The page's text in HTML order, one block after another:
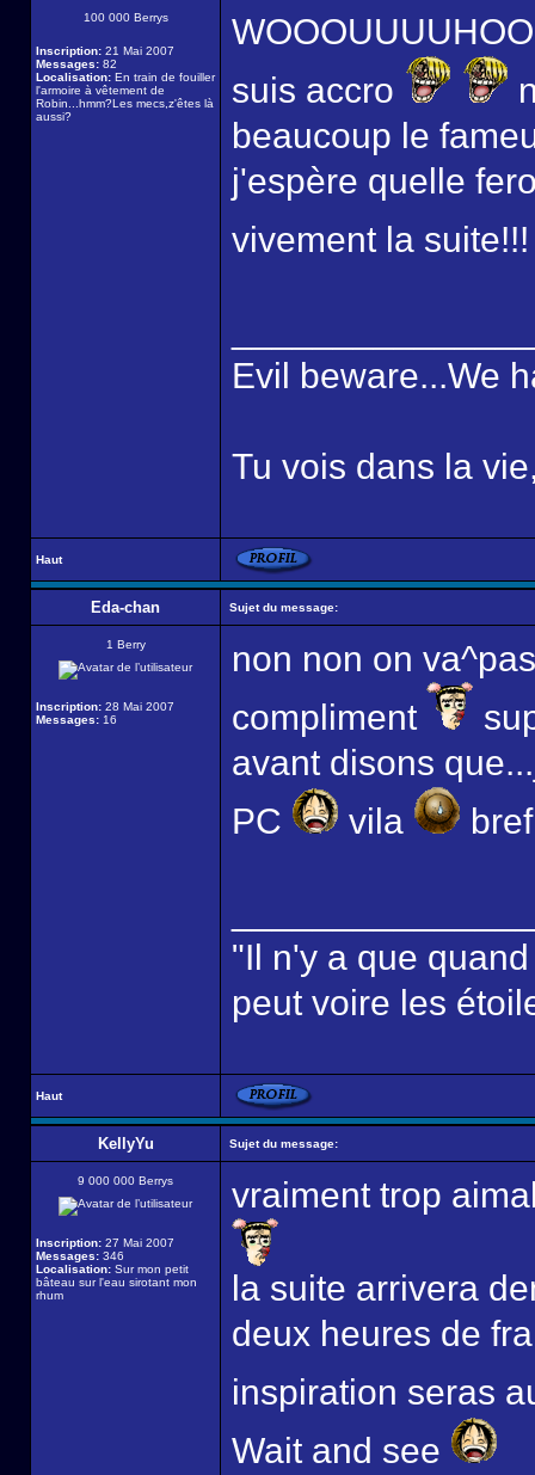
100 000 Berrys
Inscription: 21 Mai 2007
Messages: 82
Localisation: En train de fouiller
l'armoire à vêtement de
Robin...hmm?Les mecs,z'êtes là
aussi?
suis accro
beaucoup le
j'espère quelle
vivement la
Evil beware...We
Tu vois dans la
Haut
Eda-chan Sujet du message:
1 Berry
Inscription: 28 Mai 2007
Messages: 16
non non on
compliment
avant disons
PC
vila
"Il n'y a que
peut voire les
Haut
KellyYu Sujet du message:
9 000 000 Berrys
Inscription: 27 Mai 2007
Messages: 346
Localisation: Sur mon petit
bâteau sur l'eau sirotant mon
rhum
vraiment trop
la suite arrivera
deux heures de
inspiration seras
Wait and see